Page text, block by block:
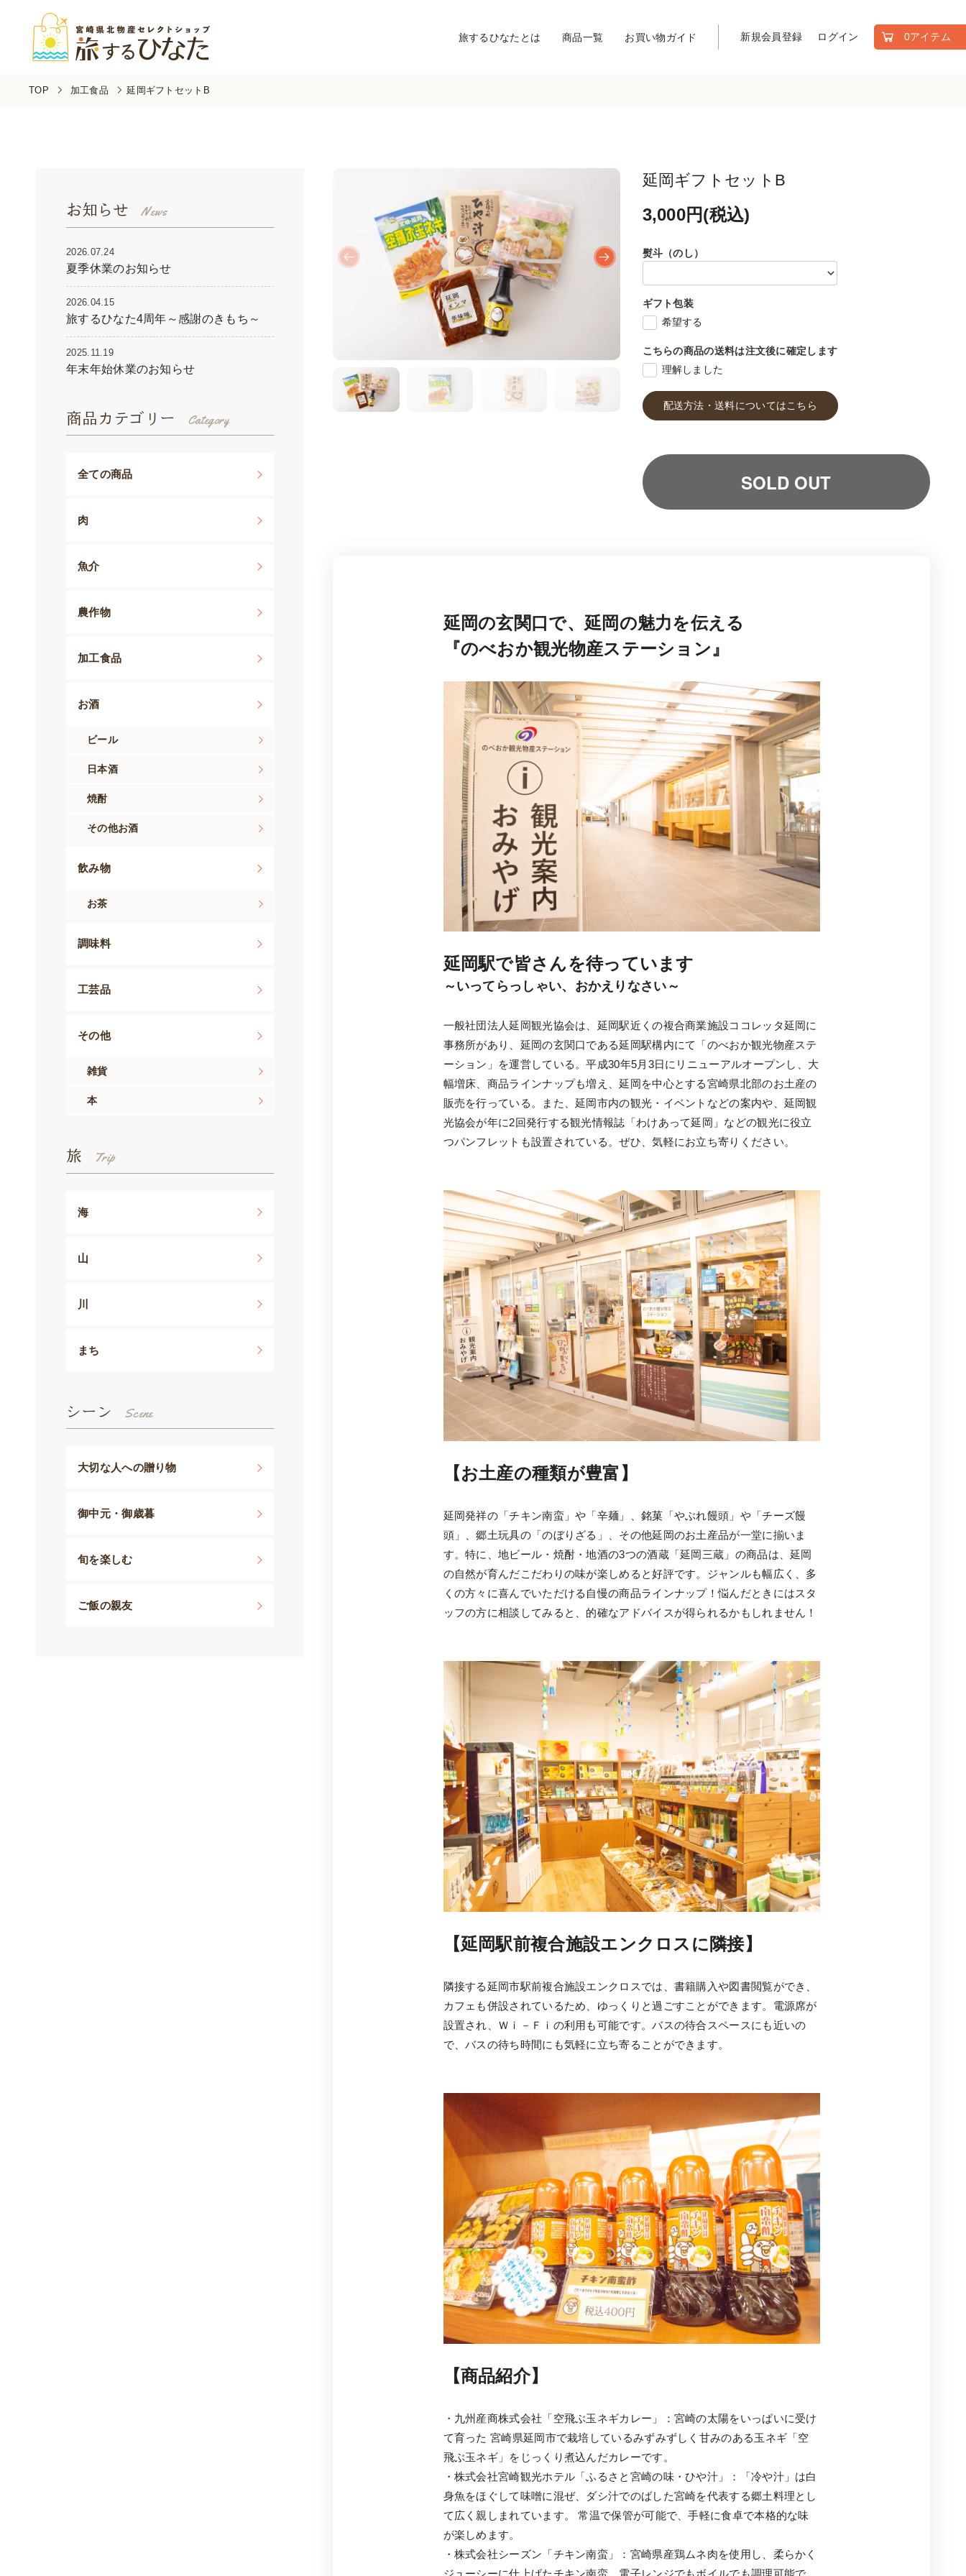
旅するひなたとは 商品一覧 お買い物ガイド 新規会員登録 ログイン 0アイテム
TOP 加工食品 延岡ギフトセットB
お知らせ
2026.07.24
夏季休業のお知らせ
2026.04.15
旅するひなた4周年～感謝のきもち～
2025.11.19
年末年始休業のお知らせ
商品カテゴリー
全ての商品
肉
魚介
農作物
加工食品
お酒
ビール
日本酒
焼酎
その他お酒
飲み物
お茶
調味料
工芸品
その他
雑貨
本
旅
海
山
川
まち
シーン
大切な人への贈り物
御中元・御歳暮
旬を楽しむ
ご飯の親友
延岡ギフトセットB
3,000円(税込)
配送方法・送料についてはこちら
熨斗（のし）
ギフト包装
希望する
こちらの商品の送料は注文後に確定します
理解しました
SOLD OUT
延岡の玄関口で、延岡の魅力を伝える
『のべおか観光物産ステーション』
延岡駅で皆さんを待っています
～いってらっしゃい、おかえりなさい～
一般社団法人延岡観光協会は、延岡駅近くの複合商業施設ココレッタ延岡に
事務所があり、延岡の玄関口である延岡駅構内にて「のべおか観光物産ステ
ーション」を運営している。平成30年5月3日にリニューアルオープンし、大
幅増床、商品ラインナップも増え、延岡を中心とする宮崎県北部のお土産の
販売を行っている。また、延岡市内の観光・イベントなどの案内や、延岡観
光協会が年に2回発行する観光情報誌「わけあって延岡」などの観光に役立
つパンフレットも設置されている。ぜひ、気軽にお立ち寄りください。
【お土産の種類が豊富】
延岡発祥の「チキン南蛮」や「辛麺」、銘菓「やぶれ饅頭」や「チーズ饅
頭」、郷土玩具の「のぼりざる」、その他延岡のお土産品が一堂に揃いま
す。特に、地ビール・焼酎・地酒の3つの酒蔵「延岡三蔵」の商品は、延岡
の自然が育んだこだわりの味が楽しめると好評です。ジャンルも幅広く、多
くの方々に喜んでいただける自慢の商品ラインナップ！悩んだときにはスタ
ッフの方に相談してみると、的確なアドバイスが得られるかもしれません！
【延岡駅前複合施設エンクロスに隣接】
隣接する延岡市駅前複合施設エンクロスでは、書籍購入や図書閲覧ができ、
カフェも併設されているため、ゆっくりと過ごすことができます。電源席が
設置され、Ｗｉ－Ｆｉの利用も可能です。バスの待合スペースにも近いの
で、バスの待ち時間にも気軽に立ち寄ることができます。
【商品紹介】
・九州産商株式会社「空飛ぶ玉ネギカレー」：宮崎の太陽をいっぱいに受け
て育った 宮崎県延岡市で栽培しているみずみずしく甘みのある玉ネギ「空
飛ぶ玉ネギ」をじっくり煮込んだカレーです。
・株式会社宮崎観光ホテル「ふるさと宮崎の味・ひや汁」：「冷や汁」は白
身魚をほぐして味噌に混ぜ、ダシ汁でのばした宮崎を代表する郷土料理とし
て広く親しまれています。 常温で保管が可能で、手軽に食卓で本格的な味
が楽しめます。
・株式会社シーズン「チキン南蛮」：宮崎県産鶏ムネ肉を使用し、柔らかく
ジューシーに仕上げたチキン南蛮。電子レンジでもボイルでも調理可能で